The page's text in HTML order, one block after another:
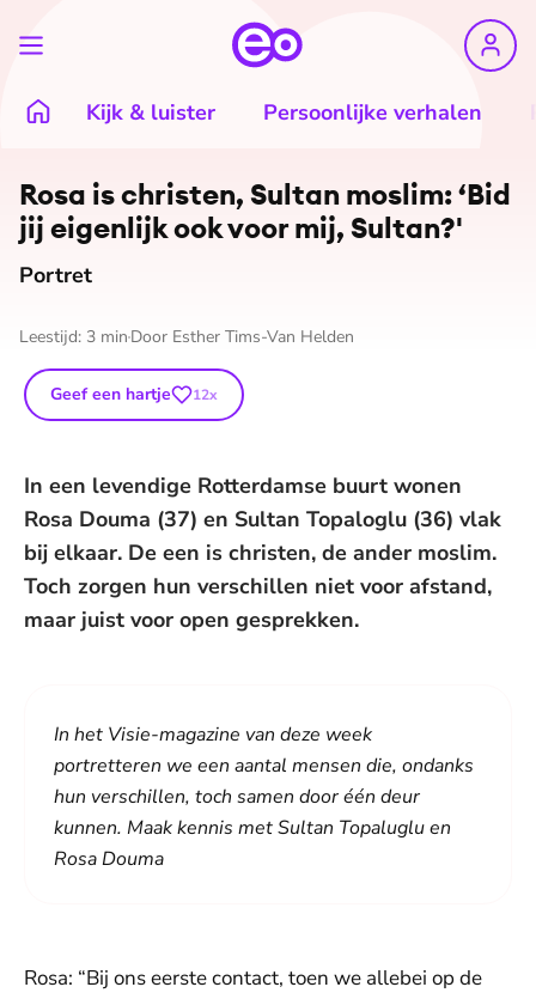
Kijk & luister Persoonlijke verhalen
©Fotograaf: Ruben Timman
Rosa is christen, Sultan moslim: ‘Bid
jij eigenlijk ook voor mij, Sultan?'
Portret
Leestijd: 3 min Door Esther Tims-Van Helden
Geef een hartje 12x
In een levendige Rotterdamse buurt wonen
Rosa Douma (37) en Sultan Topaloglu (36) vlak
bij elkaar. De een is christen, de ander moslim.
Toch zorgen hun verschillen niet voor afstand,
maar juist voor open gesprekken.
In het Visie-magazine van deze week
portretteren we een aantal mensen die, ondanks
hun verschillen, toch samen door één deur
kunnen. Maak kennis met Sultan Topaluglu en
Rosa Douma
Rosa: “Bij ons eerste contact, toen we allebei op de